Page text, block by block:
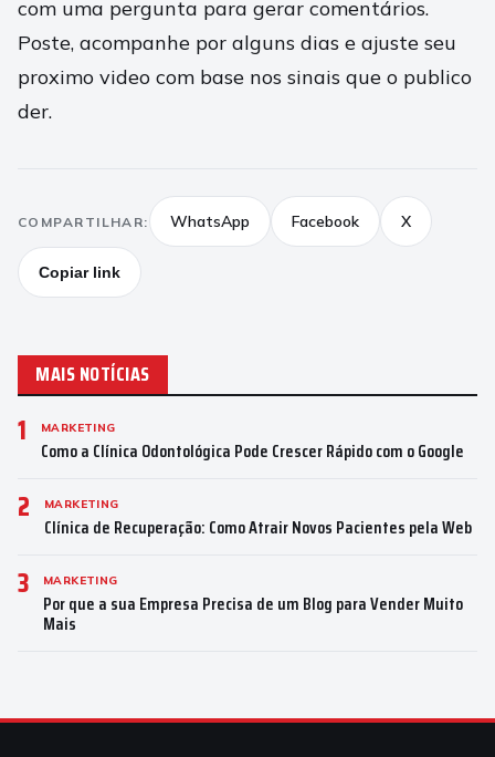
com uma pergunta para gerar comentários.
Poste, acompanhe por alguns dias e ajuste seu
proximo video com base nos sinais que o publico
der.
COMPARTILHAR: WhatsApp Facebook X
Copiar link
MAIS NOTÍCIAS
1 MARKETING
Como a Clínica Odontológica Pode Crescer Rápido com o Google
2 MARKETING
Clínica de Recuperação: Como Atrair Novos Pacientes pela Web
3 MARKETING
Por que a sua Empresa Precisa de um Blog para Vender Muito
Mais